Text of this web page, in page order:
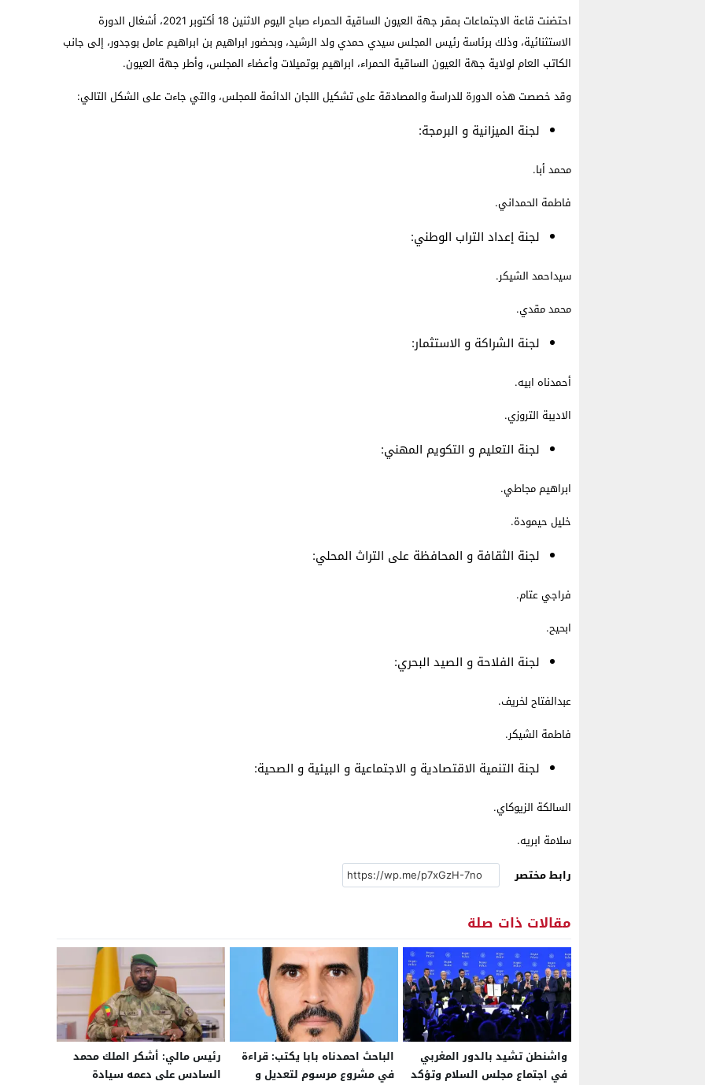
احتضنت قاعة الاجتماعات بمقر جهة العيون الساقية الحمراء صباح اليوم الاثنين 18 أكتوبر 2021، أشغال الدورة
الاستثنائية، وذلك برئاسة رئيس المجلس سيدي حمدي ولد الرشيد، وبحضور ابراهيم بن ابراهيم عامل بوجدور، إلى جانب
الكاتب العام لولاية جهة العيون الساقية الحمراء، ابراهيم بوتميلات وأعضاء المجلس، وأطر جهة العيون.
وقد خصصت هذه الدورة للدراسة والمصادقة على تشكيل اللجان الدائمة للمجلس، والتي جاءت على الشكل التالي:
لجنة الميزانية و البرمجة:
محمد أبا.
فاطمة الحمداني.
لجنة إعداد التراب الوطني:
سيداحمد الشيكر.
محمد مقدي.
لجنة الشراكة و الاستثمار:
أحمدناه ابيه.
الاديبة التروزي.
لجنة التعليم و التكويم المهني:
ابراهيم مجاطي.
خليل حيمودة.
لجنة الثقافة و المحافظة على التراث المحلي:
فراجي عتام.
ابحيح.
لجنة الفلاحة و الصيد البحري:
عبدالفتاح لخريف.
فاطمة الشيكر.
لجنة التنمية الاقتصادية و الاجتماعية و البيئية و الصحية:
السالكة الزيوكاي.
سلامة ابريه.
رابط مختصر
مقالات ذات صلة
واشنطن تشيد بالدور المغربي
في اجتماع مجلس السلام وتؤكد
الباحث احمدناه بابا يكتب: قراءة
في مشروع مرسوم لتعديل و
رئيس مالي: أشكر الملك محمد
السادس على دعمه سيادة